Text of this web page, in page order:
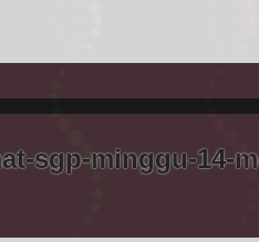
sgp-minggu-14-